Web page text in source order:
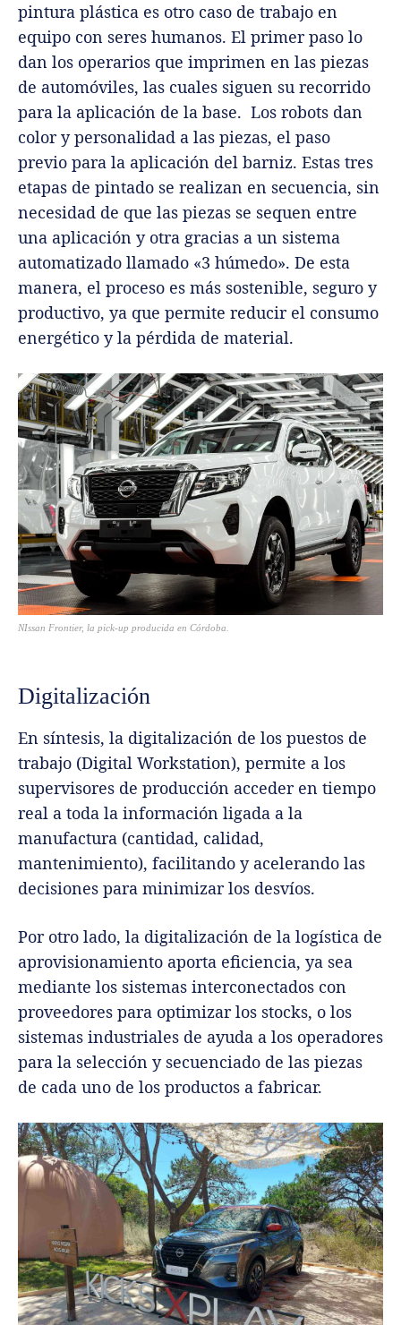
pintura plástica es otro caso de trabajo en
equipo con seres humanos. El primer paso lo
dan los operarios que imprimen en las piezas
de automóviles, las cuales siguen su recorrido
para la aplicación de la base. Los robots dan
color y personalidad a las piezas, el paso
previo para la aplicación del barniz. Estas tres
etapas de pintado se realizan en secuencia, sin
necesidad de que las piezas se sequen entre
una aplicación y otra gracias a un sistema
automatizado llamado «3 húmedo». De esta
manera, el proceso es más sostenible, seguro y
productivo, ya que permite reducir el consumo
energético y la pérdida de material.
NIssan Frontier, la pick-up producida en Córdoba.
Digitalización
En síntesis, la digitalización de los puestos de
trabajo (Digital Workstation), permite a los
supervisores de producción acceder en tiempo
real a toda la información ligada a la
manufactura (cantidad, calidad,
mantenimiento), facilitando y acelerando las
decisiones para minimizar los desvíos.
Por otro lado, la digitalización de la logística de
aprovisionamiento aporta eficiencia, ya sea
mediante los sistemas interconectados con
proveedores para optimizar los stocks, o los
sistemas industriales de ayuda a los operadores
para la selección y secuenciado de las piezas
de cada uno de los productos a fabricar.